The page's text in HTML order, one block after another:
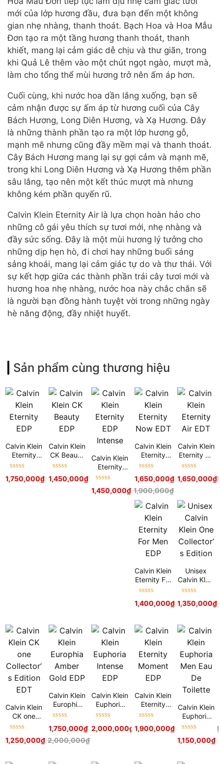
mới của lớp hương đầu, đưa bạn đến một không
gian nhẹ nhàng, thanh thoát. Bạch Hoa và Hoa Mẫu
Đơn tạo ra một tầng hương thanh thoát, thanh
khiết, mang lại cảm giác dễ chịu và thư giãn, trong
khi Quả Lê thêm vào một chút ngọt ngào, mượt mà,
làm cho tổng thể mùi hương trở nên ấm áp hơn.
Cuối cùng, khi nước hoa dần lắng xuống, bạn sẽ
cảm nhận được sự ấm áp từ hương cuối của Cây
Bách Hương, Long Diên Hương, và Xạ Hương. Đây
là những thành phần tạo ra một lớp hương gỗ,
mạnh mẽ nhưng cũng đầy mềm mại và thanh thoát.
Cây Bách Hương mang lại sự gợi cảm và mạnh mẽ,
trong khi Long Diên Hương và Xạ Hương thêm phần
sâu lắng, tạo nên một kết thúc mượt mà nhưng
không kém phần quyến rũ.
Calvin Klein Eternity Air là lựa chọn hoàn hảo cho
những cô gái yêu thích sự tươi mới, nhẹ nhàng và
đầy sức sống. Đây là một mùi hương lý tưởng cho
những dịp hẹn hò, đi chơi hay những buổi sáng
sảng khoái, mang lại cảm giác tự do và thư thái. Với
sự kết hợp giữa các thành phần trái cây tươi mới và
hương hoa nhẹ nhàng, nước hoa này chắc chắn sẽ
là người bạn đồng hành tuyệt vời trong những ngày
hè năng động, đầy nhiệt huyết.
Sản phẩm cùng thương hiệu
Calvin Klein
Eternity
EDP
hạng5sao 2,500,000₫
1,750,000₫
Calvin Klein
CK Beauty
EDP
hạng5sao 1,900,000
1,450,000₫
Calvin Klein
Eternity
EDP
hạng5sao 1,900,000₫
1,450,000₫
Calvin Klein
Eternity
Now EDT
hạng5sao 2,400,000₫
1,650,000₫
Calvin Klein
Eternity Air
EDT
hạng5sao
1,650,000₫
Calvin Klein
Eternity For
Men EDP
hạng5sao 1,900,000₫
1,400,000₫
Unisex
Calvin Klein
One
Edition
hạng5sao
1,350,000₫
Calvin Klein
CK one
Collector’s
hạng5sao 2,000,000₫
1,250,000₫
Calvin Klein
Europhia
Amber
hạng5sao 2,500,000₫
1,750,000₫
Calvin Klein
Euphoria
Intense
hạng5sao 2,800,000₫
2,000,000₫
Calvin Klein
Eternity
Moment
hạng5sao 2,500,000 ₫
1,900,000₫
Calvin Klein
Euphoria
Men Eau
hạng5sao
1,150,000₫